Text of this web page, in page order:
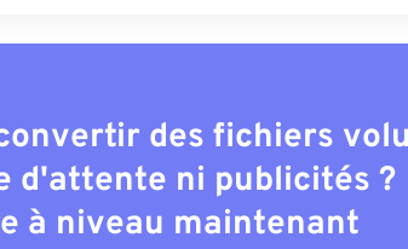
des fichiers
d'attente ni publicités ?
à niveau maintenant